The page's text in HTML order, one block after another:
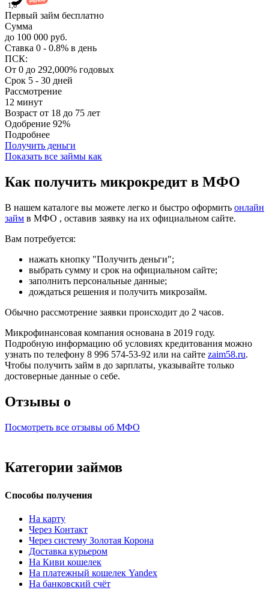
1,6
Первый займ бесплатно
Сумма
до 100 000 руб.
Ставка 0 - 0.8% в день
ПСК:
От 0 до 292,000% годовых
Срок 5 - 30 дней
Рассмотрение
12 минут
Возраст от 18 до 75 лет
Одобрение 92%
Подробнее
Получить деньги
Показать все займы как
Как получить микрокредит в МФО
В нашем каталоге вы можете легко и быстро оформить онлайн
займ в МФО , оставив заявку на их официальном сайте.
Вам потребуется:
нажать кнопку "Получить деньги";
выбрать сумму и срок на официальном сайте;
заполнить персональные данные;
дождаться решения и получить микрозайм.
Обычно рассмотрение заявки происходит до 2 часов.
Микрофинансовая компания основана в 2019 году.
Подробную информацию об условиях кредитования можно
узнать по телефону 8 996 574-53-92 или на сайте zaim58.ru.
Чтобы получить займ в до зарплаты, указывайте только
достоверные данные о себе.
Отзывы о
Посмотреть все отзывы об МФО
Категории займов
Способы получения
На карту
Через Контакт
Через систему Золотая Корона
Доставка курьером
На Киви кошелек
На платежный кошелек Yandex
На банковский счёт